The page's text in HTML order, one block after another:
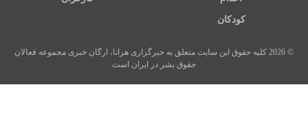
کودکان
© 2026 کلیه حقوق این سایت متعلق به خبرگزاری هرانا، ارگان خبری مجموعه فعالان
حقوق بشر در ایران است